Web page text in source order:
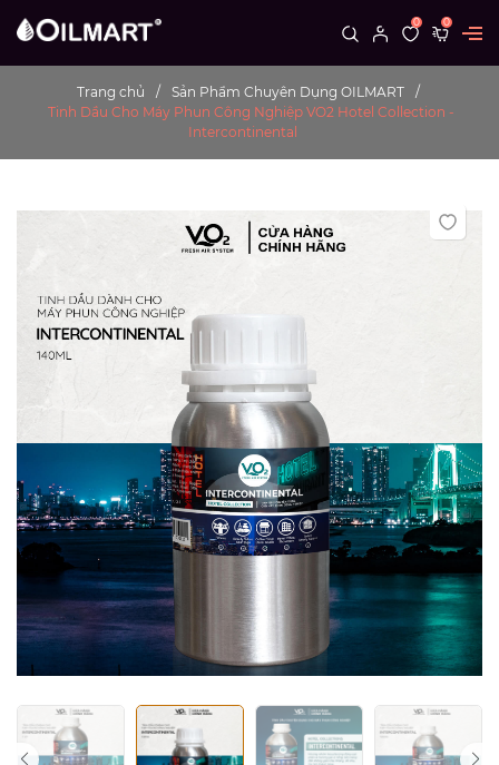
0 0
Trang chủ
Sản Phẩm Chuyên Dụng OILMART
Tinh Dầu Cho Máy Phun Công Nghiệp VO2 Hotel Collection -
Intercontinental